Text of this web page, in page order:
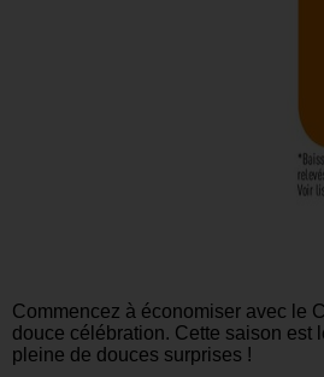
Commencez à économiser avec le
douce célébration. Cette saison est
pleine de douces surprises !